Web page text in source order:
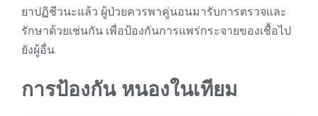
ยาปฏิชีวนะแล้ว ผู้ป่วยควรพาคู่นอนมารับการตรวจและ
รักษาด้วยเช่นกัน เพื่อป้องกันการแพร่กระจายของเชื้อไป
ยังผู้อื่น
การป้องกัน หนองในเทียม